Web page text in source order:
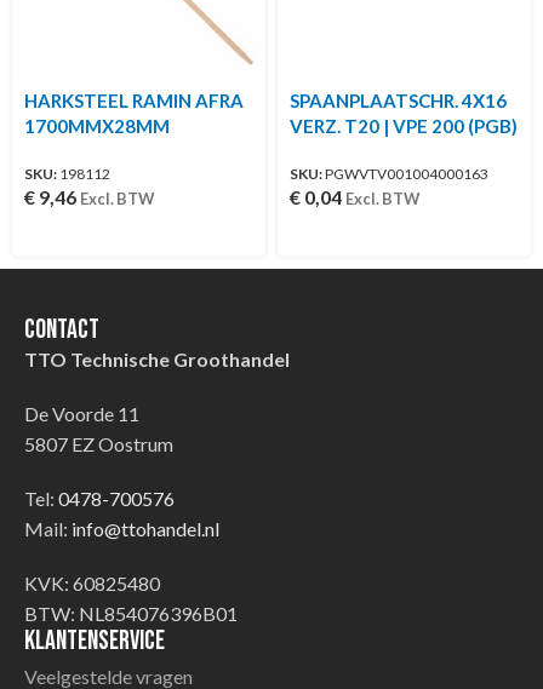
HARKSTEEL RAMIN AFRA
1700MMX28MM
SKU: 198112
€ 9,46 Excl. BTW
SPAANPLAATSCHR. 4X16
VERZ. T20 | VPE 200 (PGB)
SKU:PGWVTV001004000163
€ 0,04 Excl. BTW
Contact
TTO Technische Groothandel
De Voorde 11
5807 EZ Oostrum
Tel: 0478-700576
Mail: info@ttohandel.nl
KVK: 60825480
BTW: NL854076396B01
Klantenservice
Veelgestelde vragen